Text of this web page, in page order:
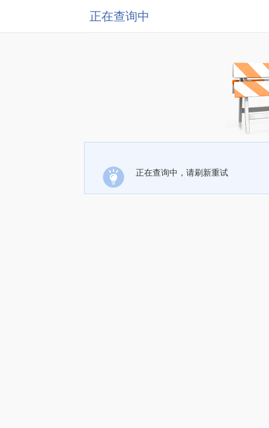
正在查询中
正在查询中，请刷新重试